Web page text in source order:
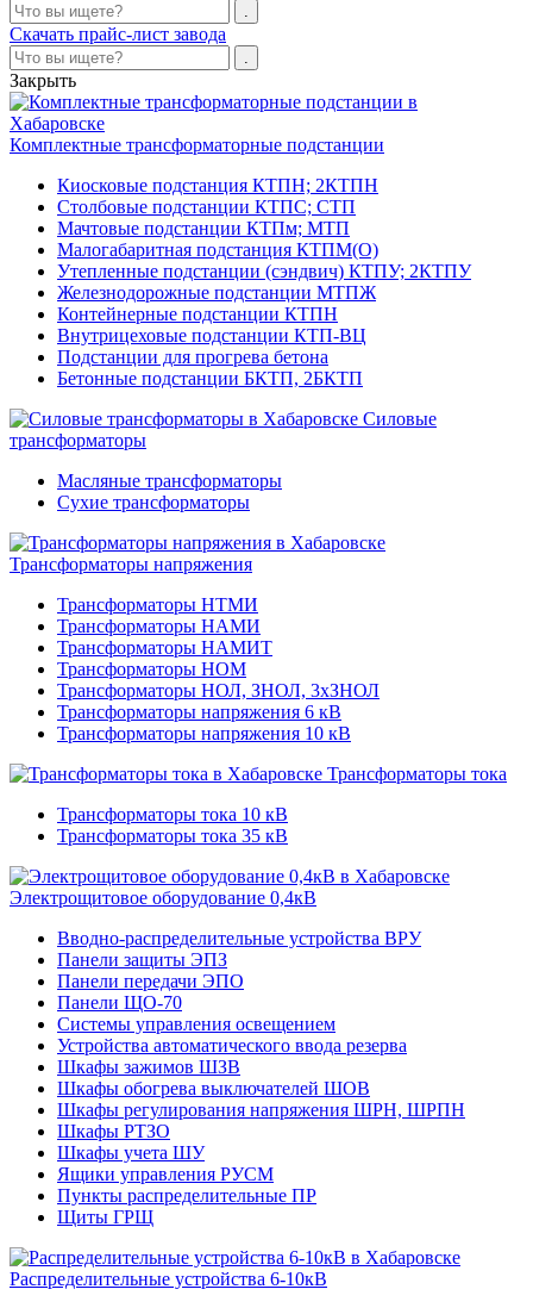
Скачать прайс-лист завода
Закрыть
Комплектные трансформаторные подстанции
Киосковые подстанция КТПН; 2КТПН
Столбовые подстанции КТПС; СТП
Мачтовые подстанции КТПм; МТП
Малогабаритная подстанция КТПМ(О)
Утепленные подстанции (сэндвич) КТПУ; 2КТПУ
Железнодорожные подстанции МТПЖ
Контейнерные подстанции КТПН
Внутрицеховые подстанции КТП-ВЦ
Подстанции для прогрева бетона
Бетонные подстанции БКТП, 2БКТП
Силовые
трансформаторы
Масляные трансформаторы
Сухие трансформаторы
Трансформаторы напряжения
Трансформаторы НТМИ
Трансформаторы НАМИ
Трансформаторы НАМИТ
Трансформаторы НОМ
Трансформаторы НОЛ, ЗНОЛ, 3хЗНОЛ
Трансформаторы напряжения 6 кВ
Трансформаторы напряжения 10 кВ
Трансформаторы тока
Трансформаторы тока 10 кВ
Трансформаторы тока 35 кВ
Электрощитовое оборудование 0,4кВ
Вводно-распределительные устройства ВРУ
Панели защиты ЭПЗ
Панели передачи ЭПО
Панели ЩО-70
Системы управления освещением
Устройства автоматического ввода резерва
Шкафы зажимов ШЗВ
Шкафы обогрева выключателей ШОВ
Шкафы регулирования напряжения ШРН, ШРПН
Шкафы РТЗО
Шкафы учета ШУ
Ящики управления РУСМ
Пункты распределительные ПР
Щиты ГРЩ
Распределительные устройства 6-10кВ